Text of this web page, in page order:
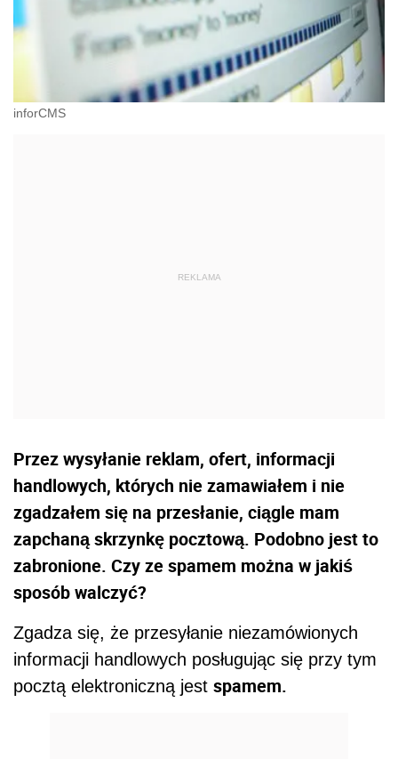
inforCMS
Przez wysyłanie reklam, ofert, informacji
handlowych, których nie zamawiałem i nie
zgadzałem się na przesłanie, ciągle mam
zapchaną skrzynkę pocztową. Podobno jest to
zabronione. Czy ze spamem można w jakiś
sposób walczyć?
Zgadza się, że przesyłanie niezamówionych
informacji handlowych posługując się przy tym
pocztą elektroniczną jest spamem.